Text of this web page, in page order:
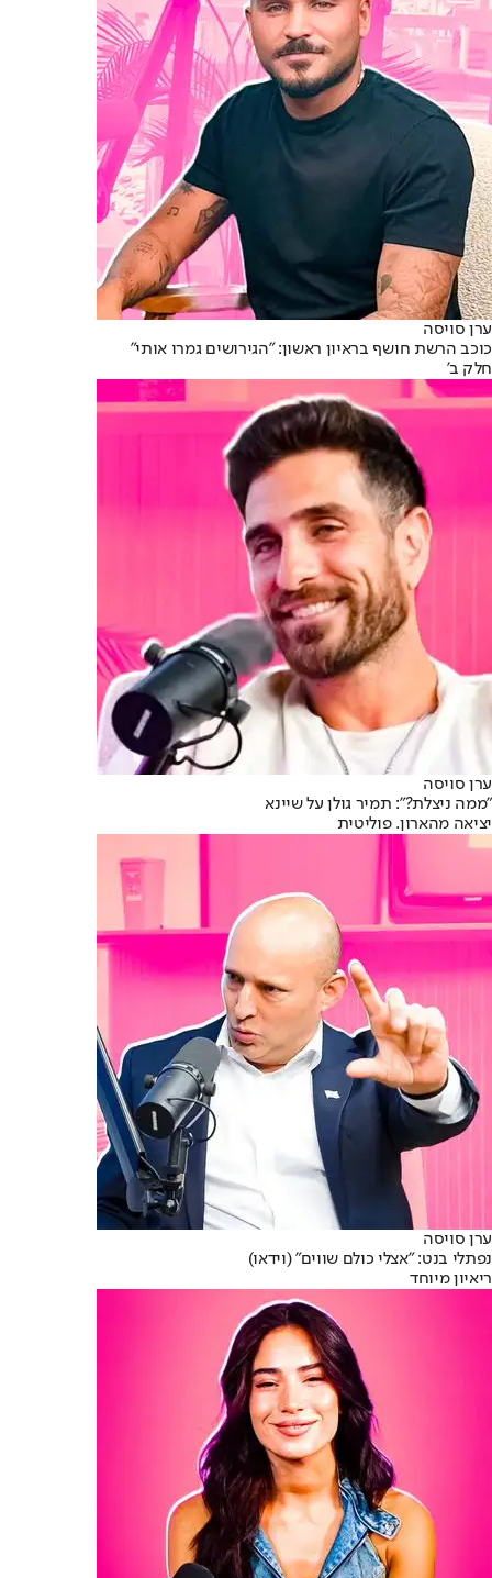
ערן סויסה
כוכב הרשת חושף בראיון ראשון: "הגירושים גמרו אותי"
חלק ב'
ערן סויסה
"ממה ניצלת?": תמיר גולן על שיינא
יציאה מהארון. פוליטית
ערן סויסה
נפתלי בנט: "אצלי כולם שווים" (וידאו)
ריאיון מיוחד